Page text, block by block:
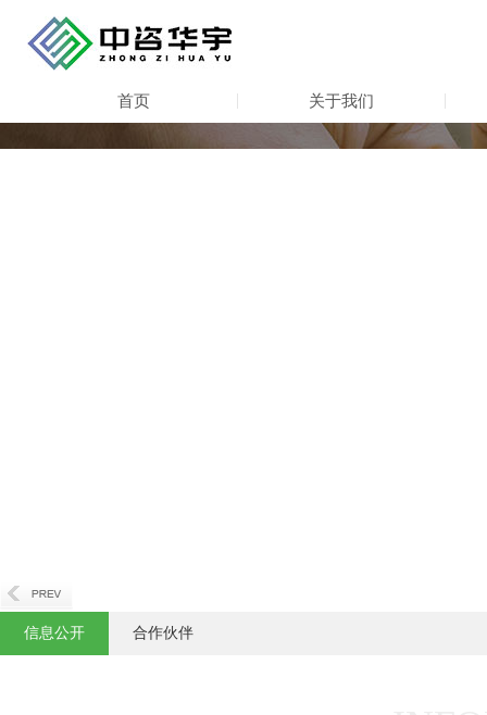
首页 关于我们
信息公开 合作伙伴